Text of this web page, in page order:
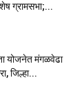
ग्रामसभा;...
योजनेत मंगळवेढा
जिल्हा...